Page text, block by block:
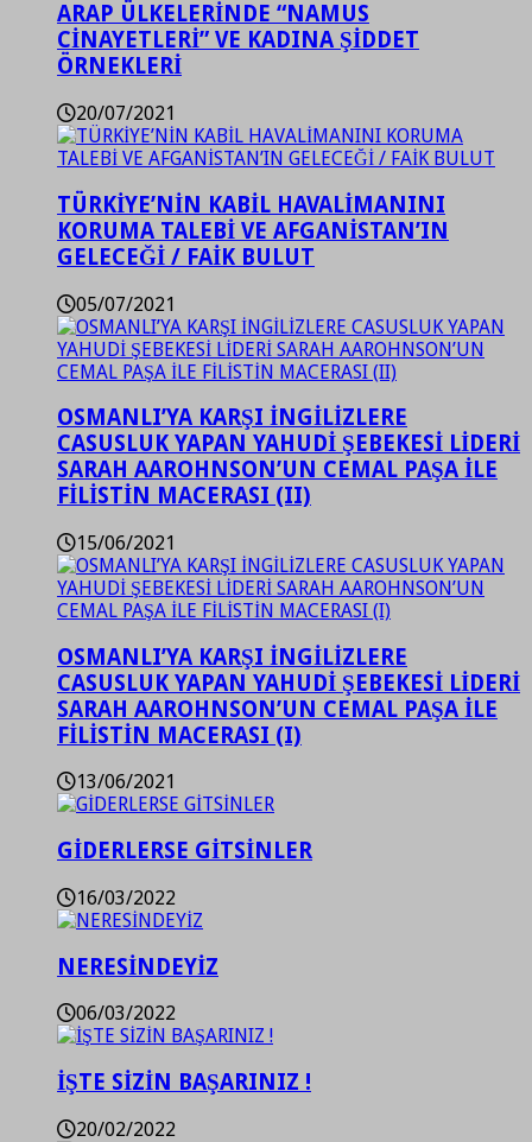
ARAP ÜLKELERİNDE “NAMUS
CİNAYETLERİ” VE KADINA ŞİDDET
ÖRNEKLERİ
20/07/2021
TÜRKİYE’NİN KABİL HAVALİMANINI
KORUMA TALEBİ VE AFGANİSTAN’IN
GELECEĞİ / FAİK BULUT
05/07/2021
OSMANLI’YA KARŞI İNGİLİZLERE
CASUSLUK YAPAN YAHUDİ ŞEBEKESİ LİDERİ
SARAH AAROHNSON’UN CEMAL PAŞA İLE
FİLİSTİN MACERASI (II)
15/06/2021
OSMANLI’YA KARŞI İNGİLİZLERE
CASUSLUK YAPAN YAHUDİ ŞEBEKESİ LİDERİ
SARAH AAROHNSON’UN CEMAL PAŞA İLE
FİLİSTİN MACERASI (I)
13/06/2021
GİDERLERSE GİTSİNLER
16/03/2022
NERESİNDEYİZ
06/03/2022
İŞTE SİZİN BAŞARINIZ !
20/02/2022